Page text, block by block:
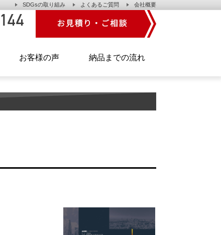
SDGsの取り組み よくあるご質問 会社概要
お客様の声 納品までの流れ